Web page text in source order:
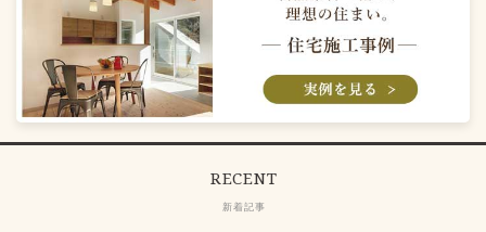
RECENT
新着記事